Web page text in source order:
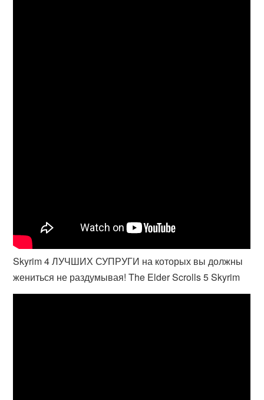
Skyrim 4 ЛУЧШИХ СУПРУГИ на которых вы должны
жениться не раздумывая! The Elder Scrolls 5 Skyrim